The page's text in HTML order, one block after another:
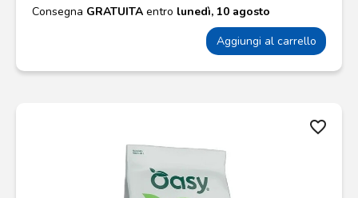
Consegna GRATUITA entro lunedì, 10 agosto
Aggiungi al carrello
favorite_border